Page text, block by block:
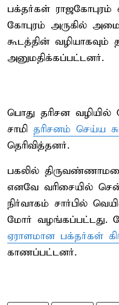
பக்தர்கள்
கோபுரம் அருகில்
கூடத்தின்
அனுமதிக்கப்பட்டனர்.
பொது தரிசன
சாமி தரிசனம் செய்ய
தெரிவித்தனர்.
பகலில்
எனவே வரிசையில்
நிர்வாகம் சார்பில்
மோர் வழங்கப்பட்டது.
ஏராளமான பக்தர்கள்
காணப்பட்டனர்.